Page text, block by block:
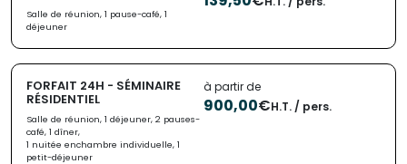
Salle de réunion, 1 pause-café, 1
déjeuner
FORFAIT 24H - SÉMINAIRE
RÉSIDENTIEL
Salle de réunion, 1 déjeuner, 2 pauses-
café, 1 dîner,
1 nuitée enchambre individuelle, 1
petit-déjeuner
à partir de
900,00€H.T. / pers.